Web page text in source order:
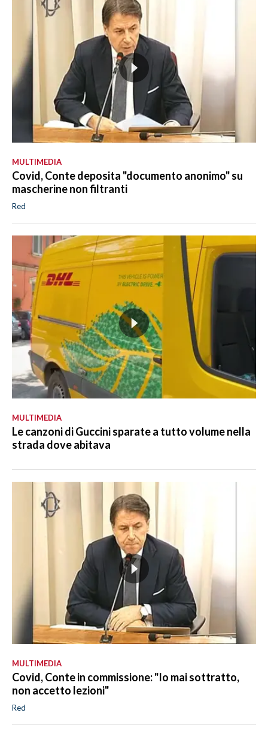
MULTIMEDIA
Covid, Conte deposita "documento anonimo" su
mascherine non filtranti
Red
MULTIMEDIA
Le canzoni di Guccini sparate a tutto volume nella
strada dove abitava
MULTIMEDIA
Covid, Conte in commissione: "Io mai sottratto,
non accetto lezioni"
Red